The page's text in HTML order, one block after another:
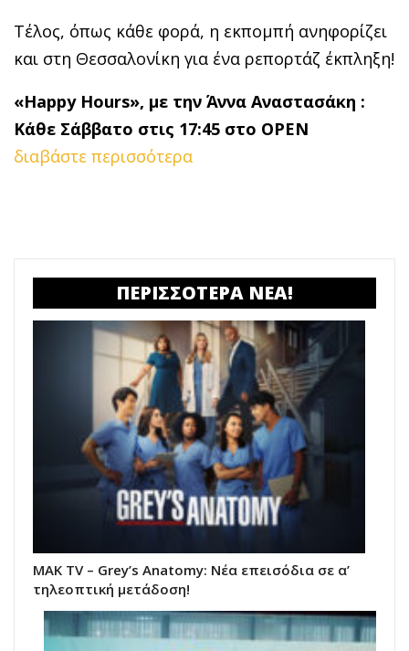
Τέλος, όπως κάθε φορά, η εκπομπή ανηφορίζει
και στη Θεσσαλονίκη για ένα ρεπορτάζ έκπληξη!
«Happy Hours», με την Άννα Αναστασάκη :
Κάθε Σάββατο στις 17:45 στο OPEN
διαβάστε περισσότερα
ΠΕΡΙΣΣΟΤΕΡΑ ΝΕΑ!
MAK TV – Grey’s Anatomy: Νέα επεισόδια σε α’
τηλεοπτική μετάδοση!